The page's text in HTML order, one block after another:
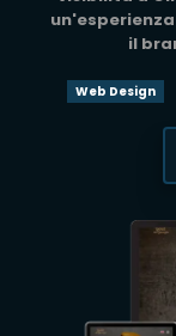
il
Web Design